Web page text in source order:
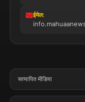
ईमेल:
सत्यापित मीडिया